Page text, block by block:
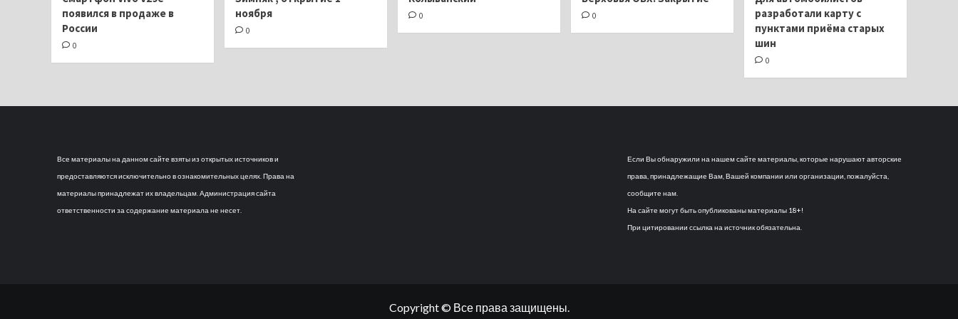
появился в продаже в
России
0
ноября
0
0 0
разработали карту с
пунктами приёма старых
шин
0
Все материалы на данном сайте взяты из открытых источников и
предоставляются исключительно в ознакомительных целях. Права на
материалы принадлежат их владельцам. Администрация сайта
ответственности за содержание материала не несет.
Если Вы обнаружили на нашем сайте материалы, которые нарушают авторские
права, принадлежащие Вам, Вашей компании или организации, пожалуйста,
сообщите нам.
На сайте могут быть опубликованы материалы 18+!
При цитировании ссылка на источник обязательна.
Copyright © Все права защищены.